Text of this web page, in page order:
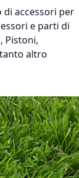
accessori per
e parti di
Pistoni,
altro